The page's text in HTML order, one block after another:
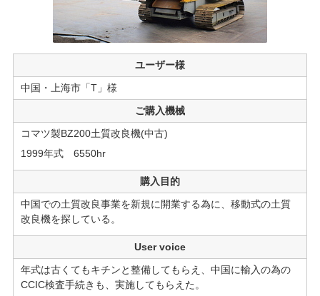
ユーザー様
中国・上海市「T」様
ご購入機械
コマツ製BZ200土質改良機(中古)
1999年式 6550hr
購入目的
中国での土質改良事業を新規に開業する為に、移動式の土質
改良機を探している。
User voice
年式は古くてもキチンと整備してもらえ、中国に輸入の為の
CCIC検査手続きも、実施してもらえた。